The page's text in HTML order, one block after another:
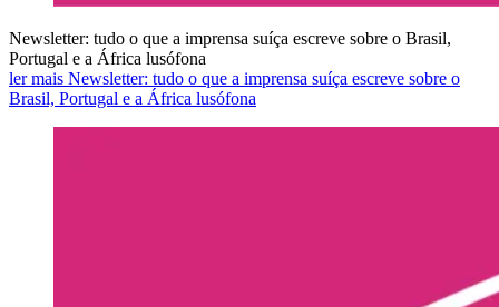
Newsletter: tudo o que a imprensa suíça escreve sobre o Brasil,
Portugal e a África lusófona
ler mais Newsletter: tudo o que a imprensa suíça escreve sobre o
Brasil, Portugal e a África lusófona